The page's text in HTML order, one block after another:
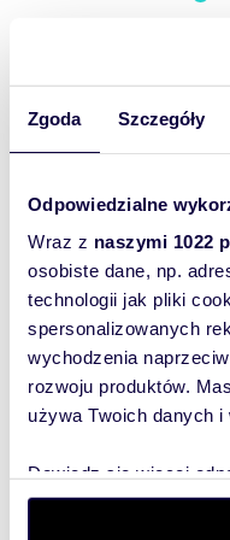
Zgoda Szczegóły
Odpowiedzialne
Wraz z naszymi 1022
osobiste dane, np.
technologii jak pliki
spersonalizowanych
wychodzenia
rozwoju produktów.
używa Twoich danych
Dowiedz się więcej
dane są przetwarzane
.